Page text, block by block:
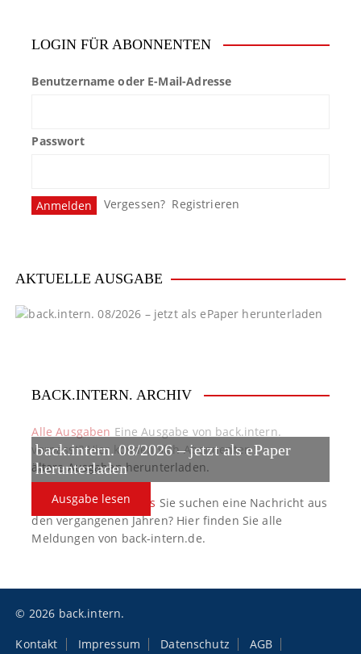
LOGIN FÜR ABONNENTEN
Benutzername oder E-Mail-Adresse
Passwort
Vergessen? Registrieren
AKTUELLE AUSGABE
back.intern. 08/2026 – jetzt als ePaper
herunterladen
Ausgabe lesen
BACK.INTERN. ARCHIV
Alle Ausgaben Eine Ausgabe von back.intern.
verpasst? Hier können sich Abonnenten
ältere Ausgaben herunterladen.
back.intern. Top-News Sie suchen eine Nachricht aus
den vergangenen Jahren? Hier finden Sie alle
Meldungen von back-intern.de.
© 2026 back.intern.
Kontakt
Impressum Datenschutz AGB